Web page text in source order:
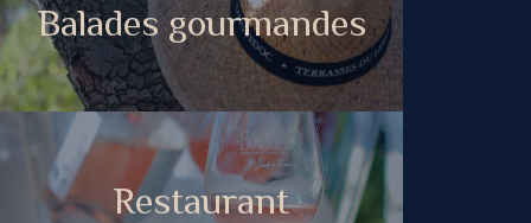
Balades gourmandes
Restaurant